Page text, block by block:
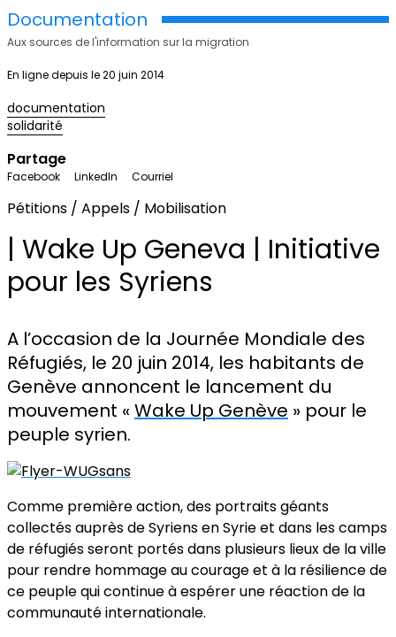
Documentation
Aux sources de l'information sur la migration
En ligne depuis le 20 juin 2014
documentation
solidarité
Partage
Facebook LinkedIn Courriel
Pétitions / Appels / Mobilisation
| Wake Up Geneva | Initiative
pour les Syriens
A l’occasion de la Journée Mondiale des
Réfugiés, le 20 juin 2014, les habitants de
Genève annoncent le lancement du
mouvement « Wake Up Genève » pour le
peuple syrien.
Comme première action, des portraits géants
collectés auprès de Syriens en Syrie et dans les camps
de réfugiés seront portés dans plusieurs lieux de la ville
pour rendre hommage au courage et à la résilience de
ce peuple qui continue à espérer une réaction de la
communauté internationale.